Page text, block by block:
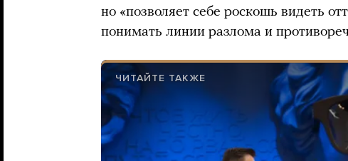
но «позволяет себе роскошь видеть
понимать линии разлома и
ЧИТАЙТЕ ТАКЖЕ